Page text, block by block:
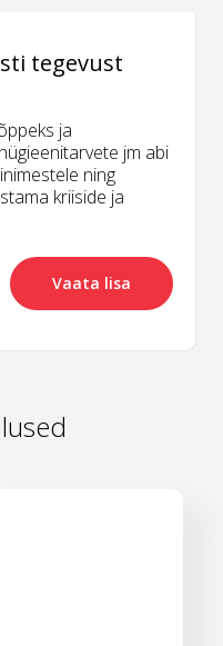
tegevust
ja
jm abi
ning
kriiside ja
Vaata lisa